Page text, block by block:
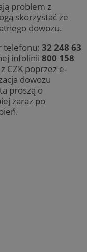
problem z
skorzystać ze
dowozu.
telefonu: 32 248 63
infolinii 800 158
CZK poprzez e-
dowozu
proszą o
zaraz po